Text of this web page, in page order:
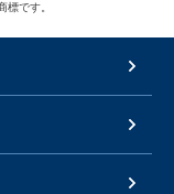
です。